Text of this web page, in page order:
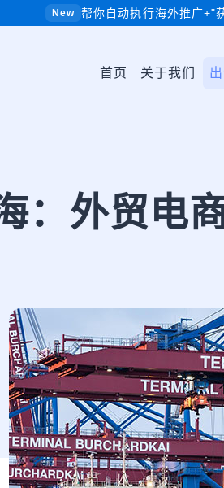
New 帮你自动执行海外推广+"
首页 关于我们
：外贸电